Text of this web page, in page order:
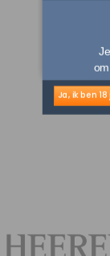
Ja, ik ben